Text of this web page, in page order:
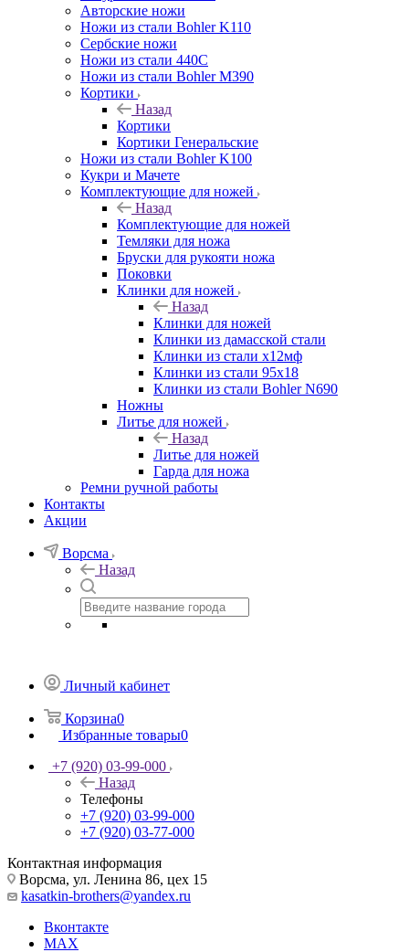
Авторские ножи
Ножи из стали Bohler K110
Сербские ножи
Ножи из стали 440С
Ножи из стали Bohler M390
Кортики
Назад
Кортики
Кортики Генеральские
Ножи из стали Bohler K100
Кукри и Мачете
Комплектующие для ножей
Назад
Комплектующие для ножей
Темляки для ножа
Бруски для рукояти ножа
Поковки
Клинки для ножей
Назад
Клинки для ножей
Клинки из дамасской стали
Клинки из стали х12мф
Клинки из стали 95х18
Клинки из стали Bohler N690
Ножны
Литье для ножей
Назад
Литье для ножей
Гарда для ножа
Ремни ручной работы
Контакты
Акции
Ворсма
Назад
Личный кабинет
Корзина0
Избранные товары0
+7 (920) 03-99-000
Назад
Телефоны
+7 (920) 03-99-000
+7 (920) 03-77-000
Контактная информация
Ворсма, ул. Ленина 86, цех 15
kasatkin-brothers@yandex.ru
Вконтакте
MAX